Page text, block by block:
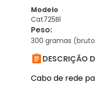
Modelo
Cat725Bl
Peso:
300 gramas
DESCRIÇÃO
Cabo de rede